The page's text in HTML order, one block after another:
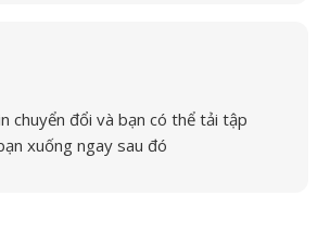
chuyển đổi và bạn có thể tải tập
xuống ngay sau đó